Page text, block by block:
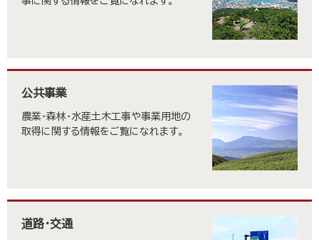
公共事業
農業・森林・水産土木工事や事業用地の
取得に関する情報をご覧になれます。
道路・交通